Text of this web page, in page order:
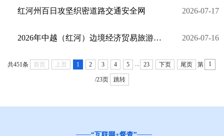
红河州百日攻坚织密道路交通安全网 2026-07-17
2026年中越（红河）边境经济贸易旅游交易会将于11月8日开幕 2026-07-16
共451条 首页 上页 1 2 3 4 5 23 下页 尾页 第
/23页 跳转